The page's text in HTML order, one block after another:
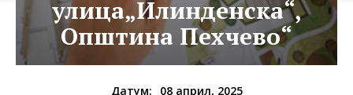
улица„Илинденска“,
Општина Пехчево“
Датум: 08 април, 2025